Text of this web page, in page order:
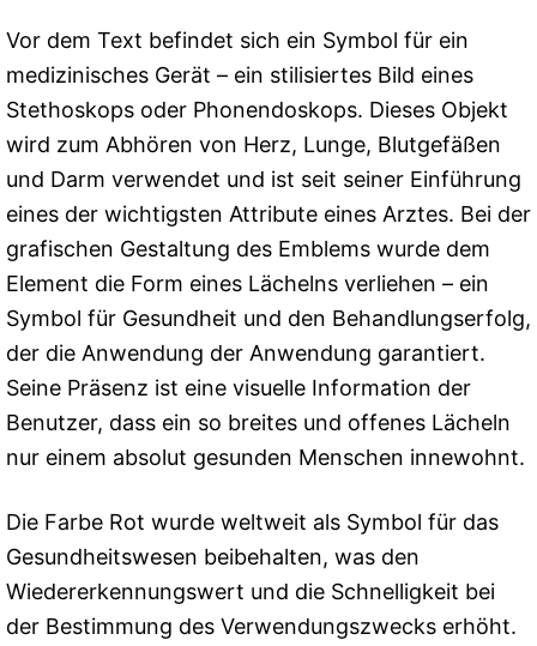
Vor dem Text befindet sich ein Symbol für ein
medizinisches Gerät – ein stilisiertes Bild eines
Stethoskops oder Phonendoskops. Dieses Objekt
wird zum Abhören von Herz, Lunge, Blutgefäßen
und Darm verwendet und ist seit seiner Einführung
eines der wichtigsten Attribute eines Arztes. Bei der
grafischen Gestaltung des Emblems wurde dem
Element die Form eines Lächelns verliehen – ein
Symbol für Gesundheit und den Behandlungserfolg,
der die Anwendung der Anwendung garantiert.
Seine Präsenz ist eine visuelle Information der
Benutzer, dass ein so breites und offenes Lächeln
nur einem absolut gesunden Menschen innewohnt.
Die Farbe Rot wurde weltweit als Symbol für das
Gesundheitswesen beibehalten, was den
Wiedererkennungswert und die Schnelligkeit bei
der Bestimmung des Verwendungszwecks erhöht.